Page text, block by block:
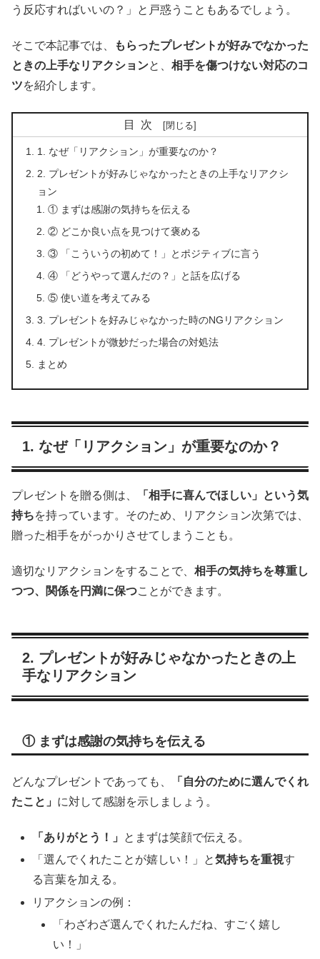
う反応すればいいの？」と戸惑うこともあるでしょう。
そこで本記事では、
もらったプレゼントが好みでなかった
ときの上手なリアクションと、 相手を傷つけない対応のコ
ツを紹介します。
目次
1. なぜ「リアクション」が重要なのか？
2. プレゼントが好みじゃなかったときの上手なリアクシ
ョン
① まずは感謝の気持ちを伝える
② どこか良い点を見つけて褒める
③ 「こういうの初めて！」とポジティブに言う
④ 「どうやって選んだの？」と話を広げる
⑤ 使い道を考えてみる
3. プレゼントを好みじゃなかった時のNGリアクション
4. プレゼントが微妙だった場合の対処法
まとめ
1. なぜ「リアクション」が重要なのか？
プレゼントを贈る側は、
「相手に喜んでほしい」という気
持ちを持っています。そのため、リアクション次第では、
贈った相手をがっかりさせてしまうことも。
適切なリアクションをすることで、 相手の気持ちを尊重し
つつ、関係を円満に保つことができます。
2. プレゼントが好みじゃなかったときの上
手なリアクション
① まずは感謝の気持ちを伝える
どんなプレゼントであっても、
「自分のために選んでくれ
たこと」 に対して感謝を示しましょう。
「ありがとう！」
とまずは笑顔で伝える。
「選んでくれたことが嬉しい！」と気持ちを重視す
る言葉を加える。
リアクションの例：
「わざわざ選んでくれたんだね、すごく嬉し
い！」